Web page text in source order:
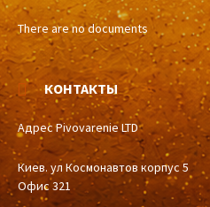
There are no documents
КОНТАКТЫ
Адрес Pivovarenie LTD
Киев. ул Космонавтов корпус 5
Офис 321